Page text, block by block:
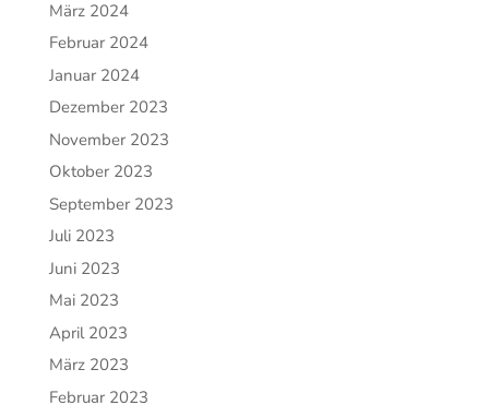
März 2024
Februar 2024
Januar 2024
Dezember 2023
November 2023
Oktober 2023
September 2023
Juli 2023
Juni 2023
Mai 2023
April 2023
März 2023
Februar 2023